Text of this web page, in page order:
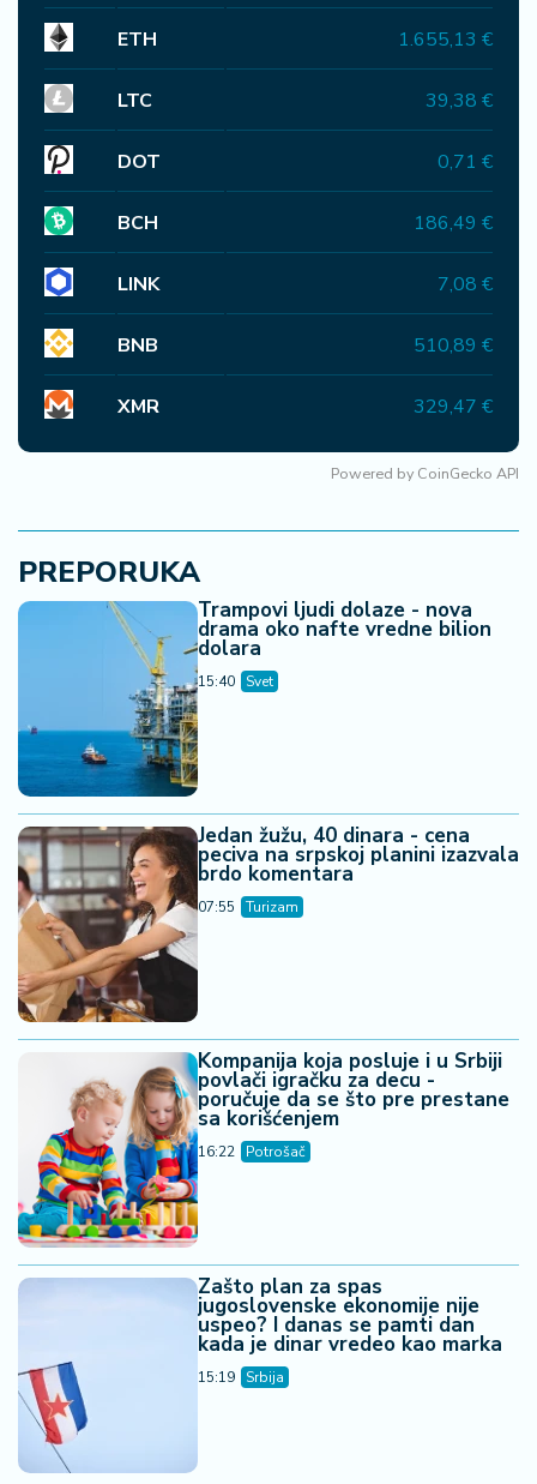
ETH 1.655,13 €
LTC 39,38 €
DOT 0,71 €
BCH 186,49 €
LINK 7,08 €
BNB 510,89 €
XMR 329,47 €
Powered by CoinGecko API
PREPORUKA
Trampovi ljudi dolaze - nova
drama oko nafte vredne bilion
dolara
15:40 Svet
Jedan žužu, 40 dinara - cena
peciva na srpskoj planini izazvala
brdo komentara
07:55 Turizam
Kompanija koja posluje i u Srbiji
povlači igračku za decu -
poručuje da se što pre prestane
sa korišćenjem
16:22 Potrošač
Zašto plan za spas
jugoslovenske ekonomije nije
uspeo? I danas se pamti dan
kada je dinar vredeo kao marka
15:19 Srbija